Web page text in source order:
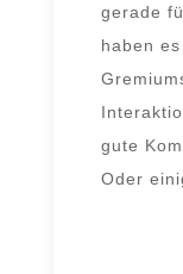
gera­de
haben
gute
Oder